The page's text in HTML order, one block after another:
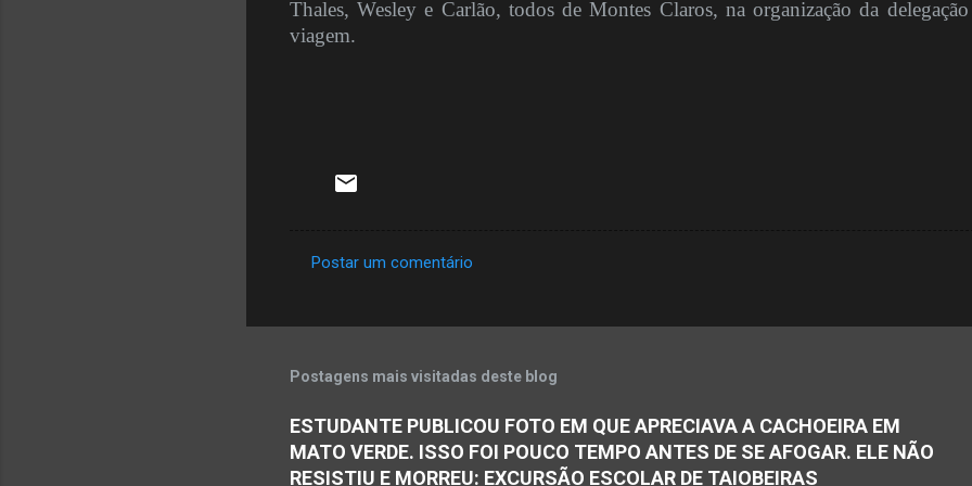
Thales, Wesley e Carlão, todos de Montes Claros, na organização da
viagem.
e
t
á
Postar um comentário
Postagens mais visitadas deste blog
ESTUDANTE PUBLICOU FOTO EM QUE APRECIAVA A CACHOEIRA EM
MATO VERDE. ISSO FOI POUCO TEMPO ANTES DE SE AFOGAR. ELE NÃO
RESISTIU E MORREU: EXCURSÃO ESCOLAR DE TAIOBEIRAS